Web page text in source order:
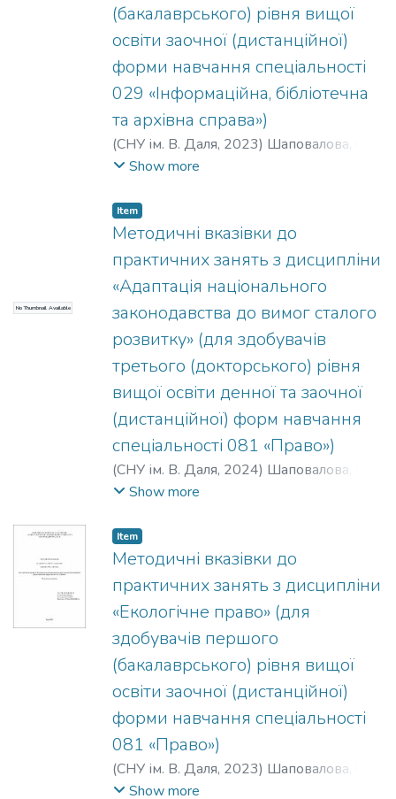
(бакалаврського) рівня вищої
освіти заочної (дистанційної)
форми навчання спеціальності
029 «Інформаційна, бібліотечна
та архівна справа»)
(СНУ ім. В. Даля, 2023) Шаповалова, О.
В. ;Терещенко, С. В.
Show more
No Thumbnail Available
Item
Методичні вказівки до
практичних занять з дисципліни
«Адаптація національного
законодавства до вимог сталого
розвитку» (для здобувачів
третього (докторського) рівня
вищої освіти денної та заочної
(дистанційної) форм навчання
спеціальності 081 «Право»)
(СНУ ім. В. Даля, 2024) Шаповалова, О.
В. Show more
Item
Методичні вказівки до
практичних занять з дисципліни
«Екологічне право» (для
здобувачів першого
(бакалаврського) рівня вищої
освіти заочної (дистанційної)
форми навчання спеціальності
081 «Право»)
(СНУ ім. В. Даля, 2023) Шаповалова, О.
В. ;Мартинова, Л. В.
Show more